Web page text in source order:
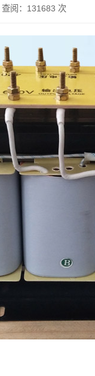
查阅：131683 次